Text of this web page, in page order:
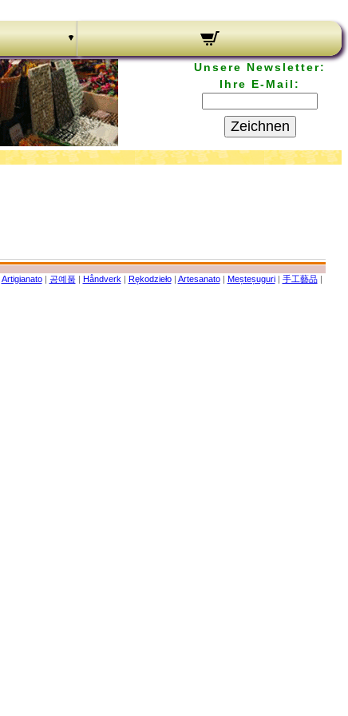
Unsere Newsletter:
Ihre E-Mail:
Zeichnen
Artigianato| 공예품 | Håndverk | Rękodzieło| Artesanato| Meșteșuguri| 手工藝品|